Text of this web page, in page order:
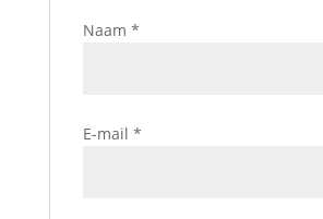
Naam *
E-mail *